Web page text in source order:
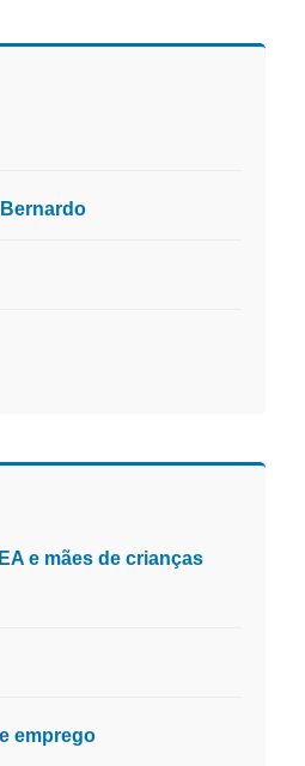
e mães de crianças
emprego